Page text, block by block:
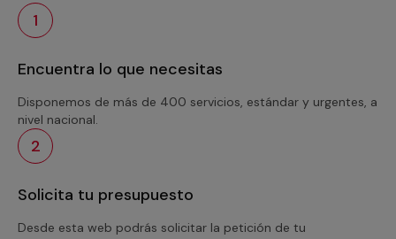
1
Encuentra lo que necesitas
Disponemos de más de 400 servicios, estándar y urgentes, a
nivel nacional.
2
Solicita tu presupuesto
Desde esta web podrás solicitar la petición de tu